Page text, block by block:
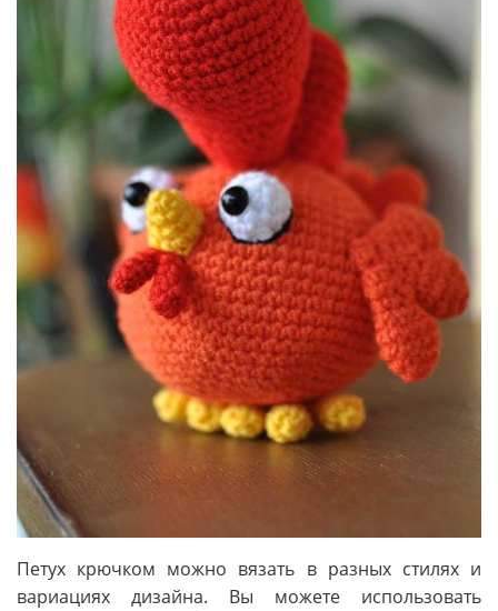
Петух крючком можно вязать в разных стилях и
вариациях дизайна. Вы можете использовать